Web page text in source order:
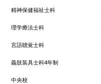
精神保健福祉士科
理学療法士科
言語聴覚士科
義肢装具士科4年制
中央校